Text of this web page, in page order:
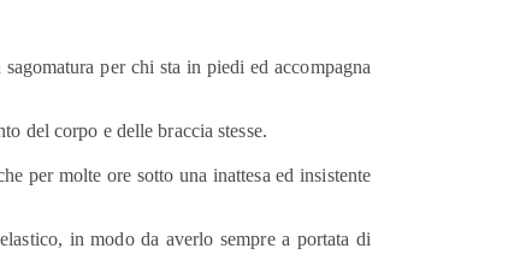
per chi sta in piedi ed accompagna
del corpo e delle braccia stesse.
per molte ore sotto una inattesa ed insistente
in modo da averlo sempre a portata di